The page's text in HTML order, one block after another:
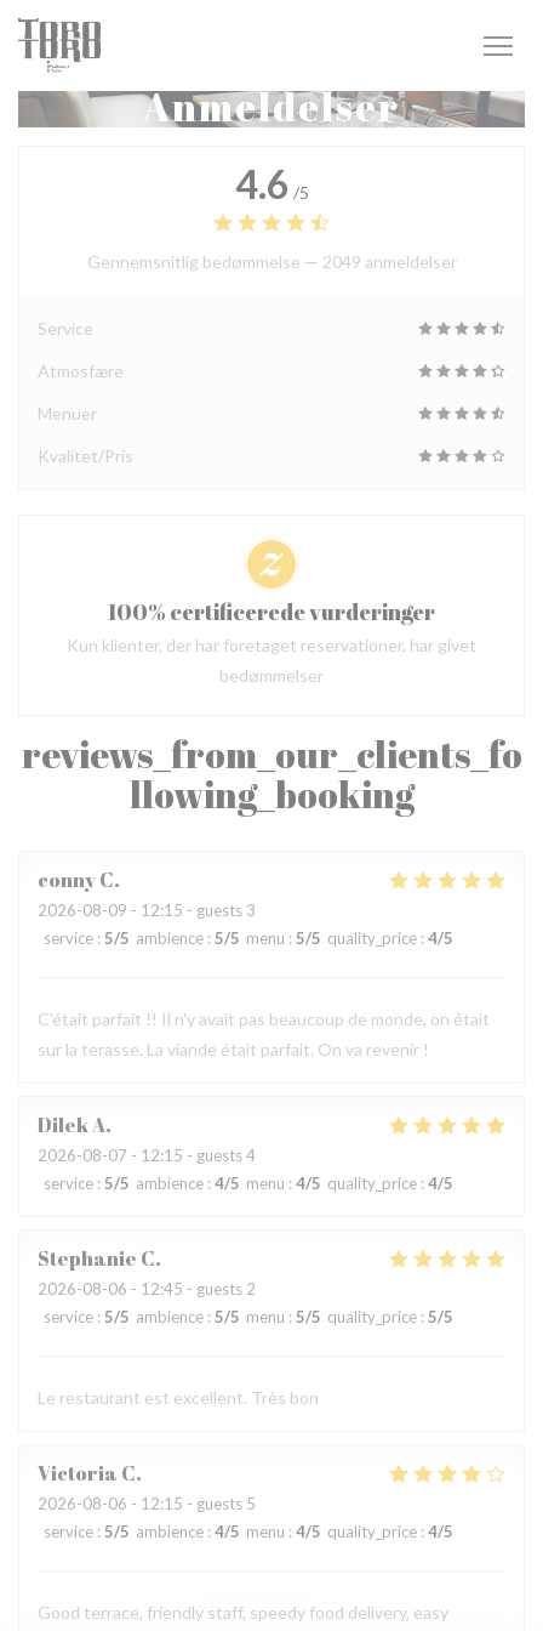
CCookie-styringspanel
Anmeldelser
reviews_from_our_clients_fo
llowing_booking
connyC
2026-08-09 - 12:15 - guests 3
service : 5/5 ambience : 5/5 menu : 5/5 quality_price : 4/5
C'était parfait !! Il n'y avait pas beaucoup de monde, on était
sur la terasse. La viande était parfait. On va revenir !
DilekA
2026-08-07 - 12:15 - guests 4
service : 5/5 ambience : 4/5 menu : 4/5 quality_price : 4/5
Stephanie C
2026-08-06 - 12:45 - guests 2
service : 5/5 ambience : 5/5 menu : 5/5 quality_price : 5/5
Le restaurant est excellent. Très bon
Victoria C
2026-08-06 - 12:15 - guests 5
service : 5/5 ambience : 4/5 menu : 4/5 quality_price : 4/5
Good terrace, friendly staff, speedy food delivery, easy
4.6 /5
Gennemsnitlig bedømmelse — 2049 anmeldelser
Service
Atmosfære
Menuer
Kvalitet/Pris
100% certificerede vurderinger
Kun klienter, der har foretaget reservationer, har givet
bedømmelser